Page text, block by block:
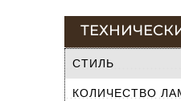
СТИЛЬ
КОЛИЧЕСТВО